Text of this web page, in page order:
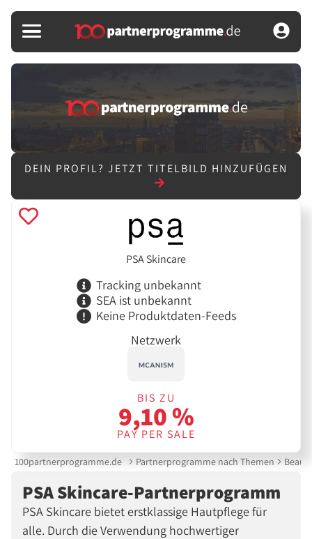
DEIN PROFIL? JETZT TITELBILD HINZUFÜGEN
PSA Skincare
Tracking unbekannt
SEA ist unbekannt
Keine Produktdaten-Feeds
Netzwerk
BIS ZU
9,10 %
PAY PER SALE
100partnerprogramme.de Partnerprogramme nach Themen
PSA Skincare-Partnerprogramm
PSA Skincare bietet erstklassige Hautpflege für
alle. Durch die Verwendung hochwertiger